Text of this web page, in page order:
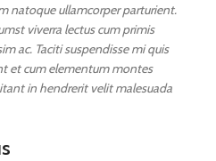
natoque ullamcorper parturient.
viverra lectus cum primis
ac. Taciti suspendisse mi quis
et cum elementum montes
in hendrerit velit malesuada